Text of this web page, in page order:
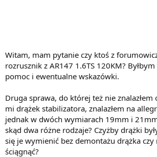
Witam, mam pytanie czy ktoś z
rozrusznik z AR147 1.6TS 120KM?
pomoc i ewentualne wskazówki.
Druga sprawa, do której też nie
mi drążek stabilizatora, znalazłem na
jednak w dwóch wymiarach 19mm i
skąd dwa różne rodzaje? Czyżby drążki
się je wymienić bez demontażu drążka
ściągnąć?